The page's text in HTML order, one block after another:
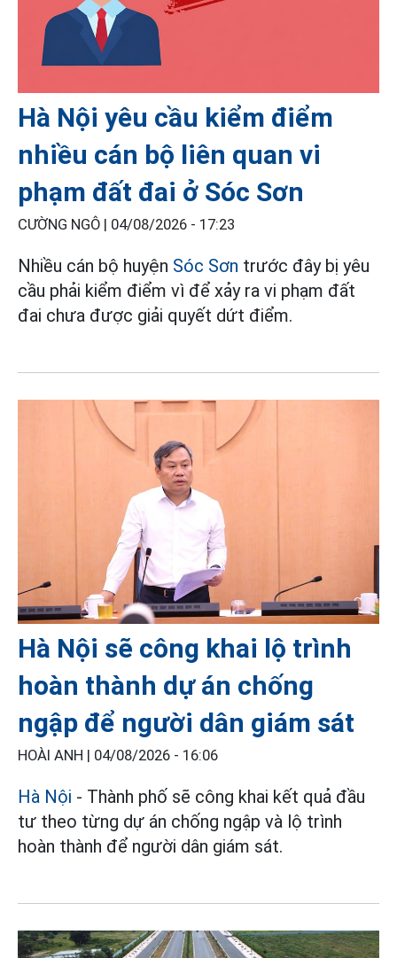
Hà Nội yêu cầu kiểm điểm
nhiều cán bộ liên quan vi
phạm đất đai ở Sóc Sơn
CƯỜNG NGÔ | 04/08/2026 - 17:23
Nhiều cán bộ huyện Sóc Sơn trước đây bị yêu
cầu phải kiểm điểm vì để xảy ra vi phạm đất
đai chưa được giải quyết dứt điểm.
Hà Nội sẽ công khai lộ trình
hoàn thành dự án chống
ngập để người dân giám sát
HOÀI ANH | 04/08/2026 - 16:06
Hà Nội - Thành phố sẽ công khai kết quả đầu
tư theo từng dự án chống ngập và lộ trình
hoàn thành để người dân giám sát.